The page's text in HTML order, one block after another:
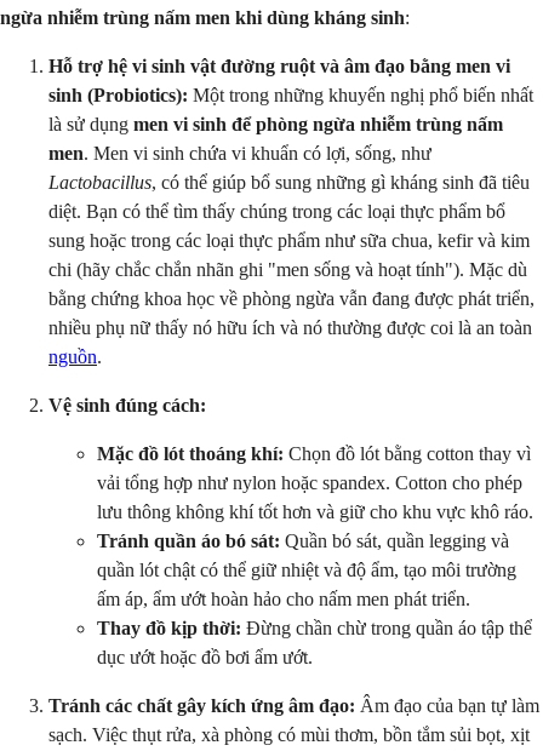
ngừa nhiễm trùng nấm men khi dùng kháng sinh:
Hỗ trợ hệ vi sinh vật đường ruột và âm đạo bằng men vi
sinh (Probiotics): Một trong những khuyến nghị phổ biến nhất
là sử dụng men vi sinh để phòng ngừa nhiễm trùng nấm
men. Men vi sinh chứa vi khuẩn có lợi, sống, như
Lactobacillus, có thể giúp bổ sung những gì kháng sinh đã tiêu
diệt. Bạn có thể tìm thấy chúng trong các loại thực phẩm bổ
sung hoặc trong các loại thực phẩm như sữa chua, kefir và kim
chi (hãy chắc chắn nhãn ghi "men sống và hoạt tính"). Mặc dù
bằng chứng khoa học về phòng ngừa vẫn đang được phát triển,
nhiều phụ nữ thấy nó hữu ích và nó thường được coi là an toàn
nguồn.
Vệ sinh đúng cách:
Mặc đồ lót thoáng khí: Chọn đồ lót bằng cotton thay vì
vải tổng hợp như nylon hoặc spandex. Cotton cho phép
lưu thông không khí tốt hơn và giữ cho khu vực khô ráo.
Tránh quần áo bó sát: Quần bó sát, quần legging và
quần lót chật có thể giữ nhiệt và độ ẩm, tạo môi trường
ấm áp, ẩm ướt hoàn hảo cho nấm men phát triển.
Thay đồ kịp thời: Đừng chần chừ trong quần áo tập thể
dục ướt hoặc đồ bơi ẩm ướt.
Tránh các chất gây kích ứng âm đạo: Âm đạo của bạn tự làm
sạch. Việc thụt rửa, xà phòng có mùi thơm, bồn tắm sủi bọt, xịt